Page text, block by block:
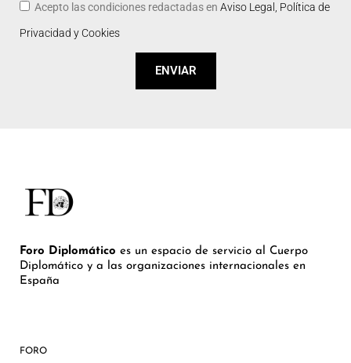
Acepto las condiciones redactadas en Aviso Legal, Política de
Privacidad y Cookies
ENVIAR
Foro Diplomático es un espacio de servicio al Cuerpo
Diplomático y a las organizaciones internacionales en
España
FORO